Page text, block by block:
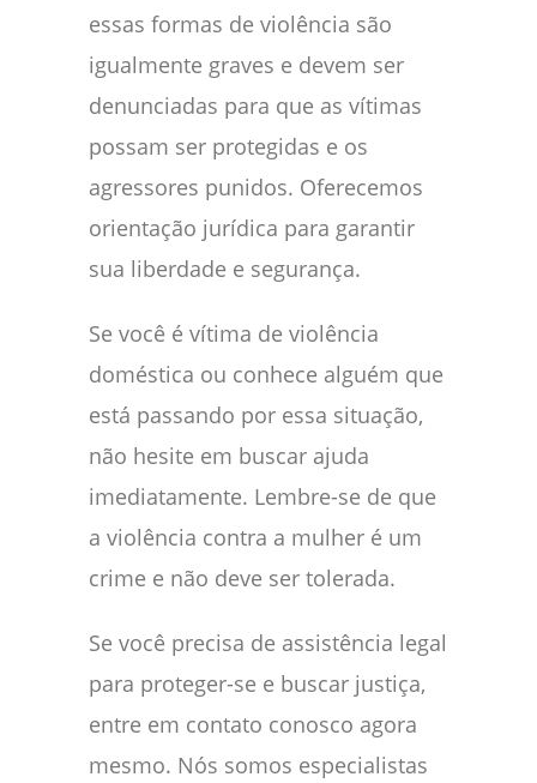
essas formas de violência são
igualmente graves e devem ser
denunciadas para que as vítimas
possam ser protegidas e os
agressores punidos. Oferecemos
orientação jurídica para garantir
sua liberdade e segurança.
Se você é vítima de violência
doméstica ou conhece alguém que
está passando por essa situação,
não hesite em buscar ajuda
imediatamente. Lembre-se de que
a violência contra a mulher é um
crime e não deve ser tolerada.
Se você precisa de assistência legal
para proteger-se e buscar justiça,
entre em contato conosco agora
mesmo. Nós somos especialistas